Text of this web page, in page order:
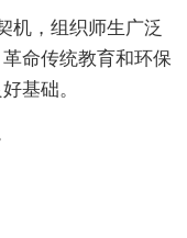
机，组织师生广泛
命传统教育和环保
基础。